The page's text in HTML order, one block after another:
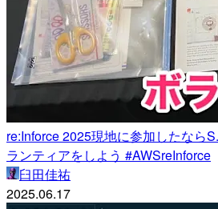
re:Inforce 2025現地に参加したなら
ランティアをしよう #AWSreInforce
臼田佳祐
2025.06.17